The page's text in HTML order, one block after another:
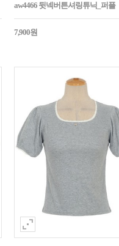
aw4466 뒷넥버튼셔링튜닉_퍼플
7,900원